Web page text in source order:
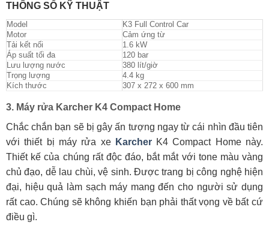
THÔNG SỐ KỸ THUẬT
Model
K3 Full Control Car
Motor
Cảm ứng từ
Tải kết nối
1.6 kW
Áp suất tối đa
120 bar
Lưu lượng nước
380 lít/giờ
Trọng lượng
4.4 kg
Kích thước
307 x 272 x 600 mm
3. Máy rửa Karcher K4 Compact Home
Chắc chắn bạn sẽ bị gây ấn tượng ngay từ cái nhìn đầu tiên
với thiết bị máy rửa xe KarcherK4 Compact Home này.
Thiết kế của chúng rất độc đáo, bắt mắt với tone màu vàng
chủ đạo, dễ lau chùi, vệ sinh. Được trang bị công nghệ hiện
đại, hiệu quả làm sạch máy mang đến cho người sử dụng
rất cao. Chúng sẽ không khiến bạn phải thất vọng về bất cứ
điều gì.